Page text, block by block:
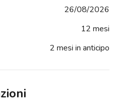
26/08/2026
12 mesi
2 mesi in anticipo